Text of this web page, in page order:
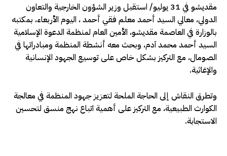
مقديشو في 31 يوليو/ استقبل وزير الشؤون الخارجية والتعاون
الدولي، معالي السيد أحمد معلم فقي أحمد ، اليوم الأربعاء، بمكتبه
بالوزارة في العاصمة مقديشو، الأمين العام لمنظمة الدعوة الإسلامية
السيد أحمد محمد آدم، وبحث معه أنشطة المنظمة ومبادراتها في
الصومال، مع التركيز بشكل خاص على توسيع الجهود الإنسانية
والإغاثية.
وتطرق النقاش إلى الحاجة الملحة لتعزيز جهود المنظمة في معالجة
الكوارث الطبيعية، مع التركيز على أهمية اتباع نهج منسق لتحسين
الاستجابة.